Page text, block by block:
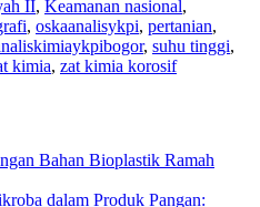
II, Keamanan nasional,
, oskaanalisykpi, pertanian,
, suhu tinggi,
kimia, zat kimia korosif
Bahan Bioplastik Ramah
dalam Produk Pangan: